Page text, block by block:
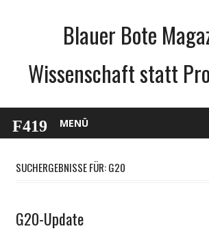
Blauer Bote
Wissenschaft statt
MENÜ
SUCHERGEBNISSE FÜR:G20
Gesellschaft
G20-Update